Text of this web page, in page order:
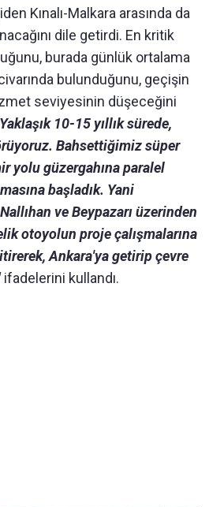
Kınalı-Malkara arasında da
dile getirdi. En kritik
burada günlük ortalama
bulunduğunu, geçişin
seviyesinin düşeceğini
10-15 yıllık sürede,
Bahsettiğimiz süper
yolu güzergahına paralel
başladık. Yani
ve Beypazarı üzerinden
otoyolun proje çalışmalarına
Ankara'ya getirip çevre
ifadelerini kullandı.